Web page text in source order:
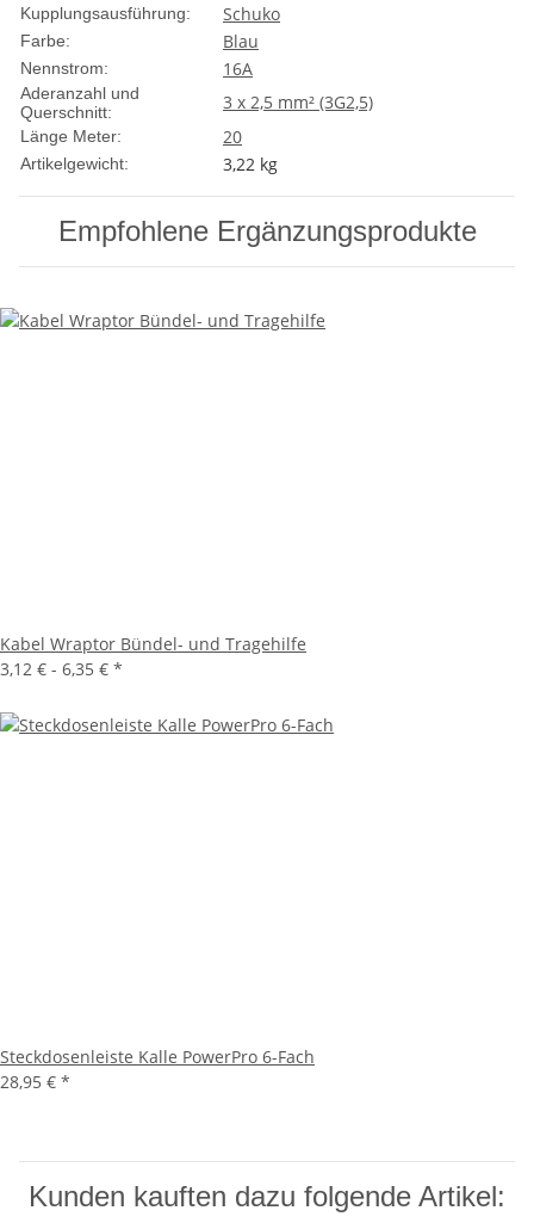
Kupplungsausführung: Schuko
Farbe: Blau
Nennstrom: 16A
Aderanzahl und
Querschnitt:
3 x 2,5 mm² (3G2,5)
Länge Meter: 20
Artikelgewicht: 3,22 kg
Empfohlene Ergänzungsprodukte
Kabel Wraptor Bündel- und Tragehilfe
3,12 € - 6,35 € *
Steckdosenleiste Kalle PowerPro 6-Fach
28,95 € *
Kunden kauften dazu folgende Artikel: